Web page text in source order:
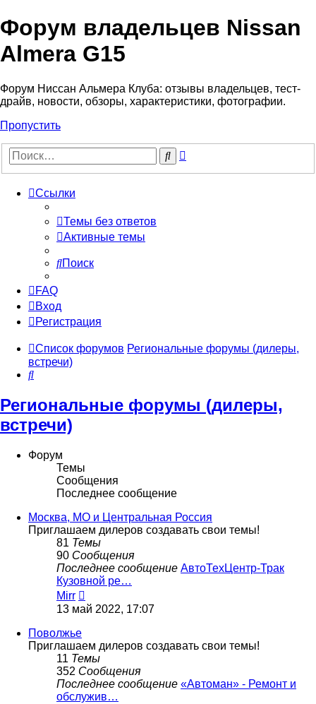
Форум владельцев Nissan
Almera G15
Форум Ниссан Альмера Клуба: отзывы владельцев, тест-
драйв, новости, обзоры, характеристики, фотографии.
Пропустить
Поиск
Ссылки
Темы без ответов
Активные темы
Поиск
FAQ
Вход
Регистрация
Список форумов Региональные форумы (дилеры,
встречи)
Поиск
Региональные форумы (дилеры,
встречи)
Форум
Темы
Сообщения
Последнее сообщение
Москва, МО и Центральная Россия
Приглашаем дилеров создавать свои темы!
81 Темы
90 Сообщения
Последнее сообщение АвтоТехЦентр-Трак
Кузовной ре…
Mirr
к
последнему
13 май 2022, 17:07
Поволжье
Приглашаем дилеров создавать свои темы!
11 Темы
352 Сообщения
Последнее сообщение «Автоман» - Ремонт и
обслужив…